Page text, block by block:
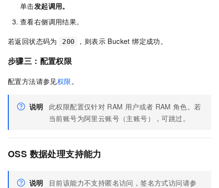
单击发起调用。
查看右侧调用结果。
若返回状态码为
200 ，则表示 Bucket 绑定成功。
步骤三：配置权限
配置方法请参见权限。
说明 此权限配置仅针对 RAM 用户或者 RAM 角色。若
当前账号为阿里云账号（主账号），可跳过。
OSS 数据处理支持能力
说明
目前该能力不支持匿名访问，签名方式访问请参